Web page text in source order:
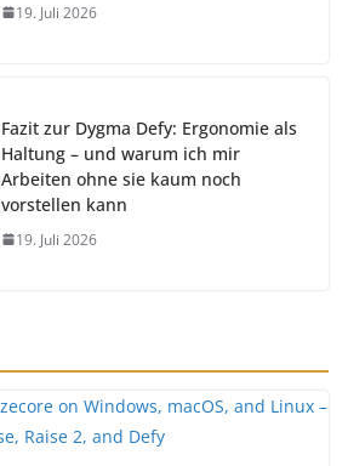
19. Juli 2026
Fazit zur Dygma Defy: Ergonomie als
Haltung – und warum ich mir
Arbeiten ohne sie kaum noch
vorstellen kann
19. Juli 2026